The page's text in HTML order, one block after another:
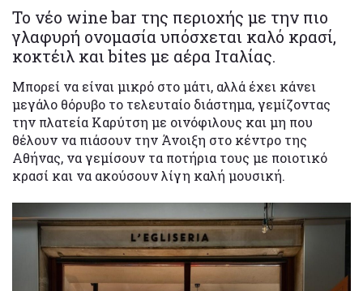
Το νέο wine bar της περιοχής με την πιο
γλαφυρή ονομασία υπόσχεται καλό κρασί,
κοκτέιλ και bites με αέρα Ιταλίας.
Μπορεί να είναι μικρό στο μάτι, αλλά έχει κάνει
μεγάλο θόρυβο το τελευταίο διάστημα, γεμίζοντας
την πλατεία Καρύτση με οινόφιλους και μη που
θέλουν να πιάσουν την Άνοιξη στο κέντρο της
Αθήνας, να γεμίσουν τα ποτήρια τους με ποιοτικό
κρασί και να ακούσουν λίγη καλή μουσική.